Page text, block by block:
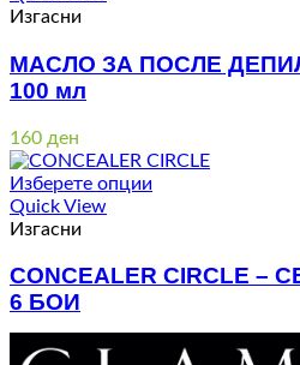
Изгасни
МАСЛО ЗА ПОСЛЕ
100 мл
160 ден
Изберете опции
Quick View
Изгасни
CONCEALER CIRCLE –
6 БОИ
2.900ден